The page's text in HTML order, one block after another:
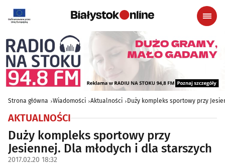
Strona główna Wiadomości Aktualności Duży kompleks sportowy przy
AKTUALNOŚCI
Duży kompleks sportowy przy
Jesiennej. Dla młodych i dla starszych
2017.02.20 18:32